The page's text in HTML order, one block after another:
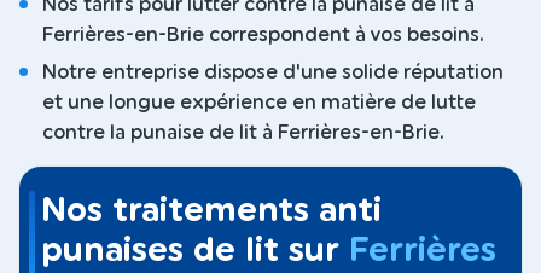
Nos tarifs pour lutter contre la punaise de lit à
Ferrières-en-Brie correspondent à vos besoins.
Notre entreprise dispose d'une solide réputation
et une longue expérience en matière de lutte
contre la punaise de lit à Ferrières-en-Brie.
Nos traitements anti
punaises de lit sur Ferrières